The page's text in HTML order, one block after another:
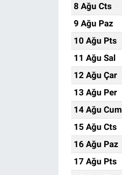
8 Ağu Cts
9 Ağu Paz
10 Ağu Pts
11 Ağu Sal
12 Ağu Çar
13 Ağu Per
14 Ağu Cum
15 Ağu Cts
16 Ağu Paz
17 Ağu Pts